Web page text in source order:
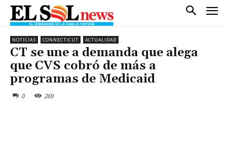
NOTICIAS CONNECTICUT ACTUALIDAD
CT se une a demanda que alega
que CVS cobró de más a
programas de Medicaid
0 269